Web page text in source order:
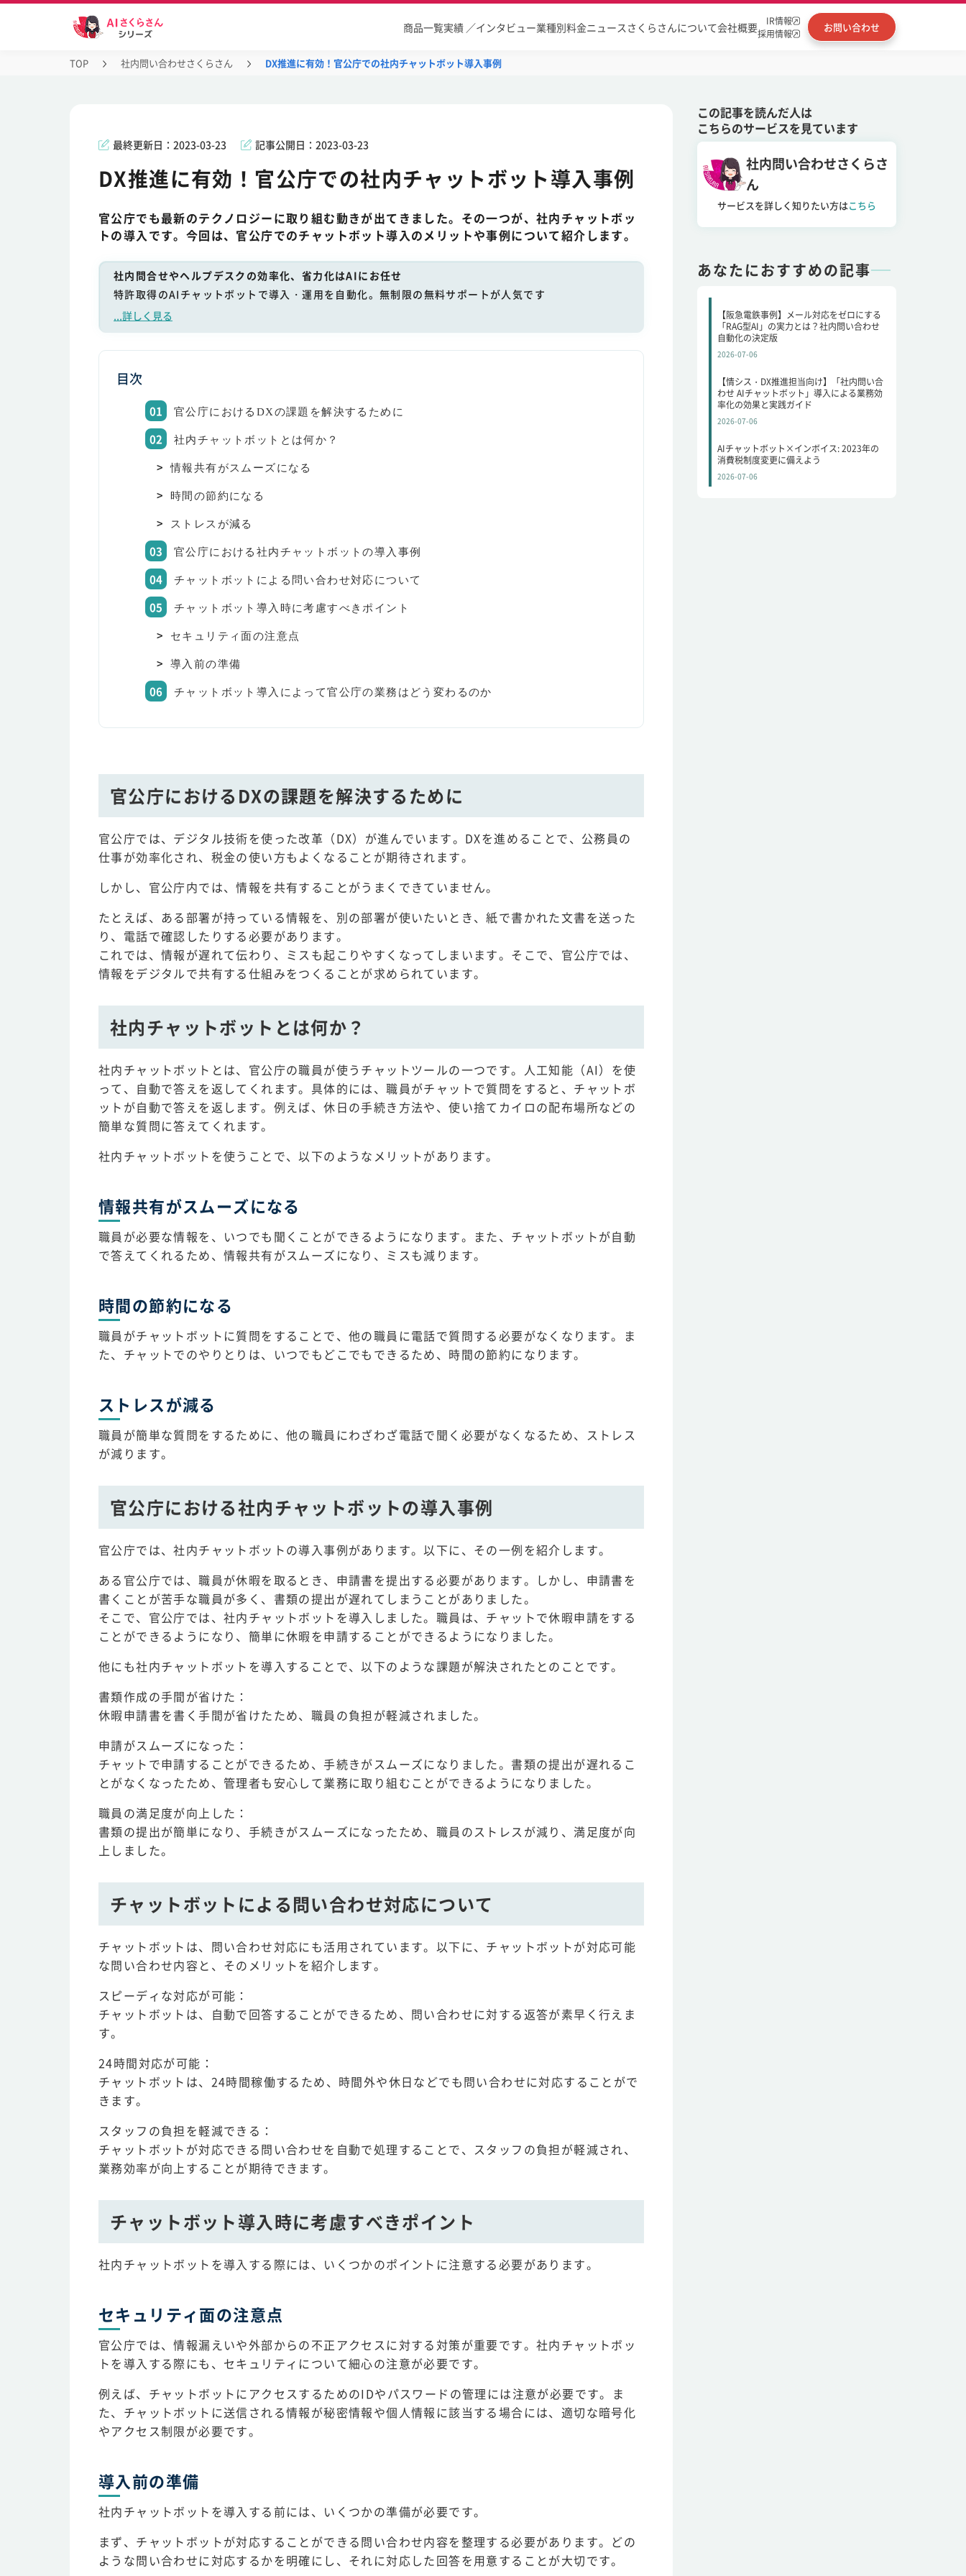
商品一覧実績 ／インタビュー業種別料金ニュース さくらさんについて会社概要
IR情報
採用情報
お問い合わせ
TOP 社内問い合わせさくらさん DX推進に有効！官公庁での社内チャットボット導入事例
最終更新日： 2023-03-23 記事公開日： 2023-03-23
DX推進に有効！官公庁での社内チャットボット導入事例
官公庁でも最新のテクノロジーに取り組む動きが出てきました。その一つが、社内チャットボッ
トの導入です。今回は、官公庁でのチャットボット導入のメリットや事例について紹介します。
社内問合せやヘルプデスクの効率化、省力化はAIにお任せ
特許取得のAIチャットボットで導入・運用を自動化。無制限の無料サポートが人気です
...詳しく見る
目次
官公庁におけるDXの課題を解決するために
社内チャットボットとは何か？
情報共有がスムーズになる
時間の節約になる
ストレスが減る
官公庁における社内チャットボットの導入事例
チャットボットによる問い合わせ対応について
チャットボット導入時に考慮すべきポイント
セキュリティ面の注意点
導入前の準備
チャットボット導入によって官公庁の業務はどう変わるのか
官公庁におけるDXの課題を解決するために
官公庁では、デジタル技術を使った改革（DX）が進んでいます。DXを進めることで、公務員の
仕事が効率化され、税金の使い方もよくなることが期待されます。
しかし、官公庁内では、情報を共有することがうまくできていません。
たとえば、ある部署が持っている情報を、別の部署が使いたいとき、紙で書かれた文書を送った
り、電話で確認したりする必要があります。
これでは、情報が遅れて伝わり、ミスも起こりやすくなってしまいます。そこで、官公庁では、
情報をデジタルで共有する仕組みをつくることが求められています。
社内チャットボットとは何か？
社内チャットボットとは、官公庁の職員が使うチャットツールの一つです。人工知能（AI）を使
って、自動で答えを返してくれます。具体的には、職員がチャットで質問をすると、チャットボ
ットが自動で答えを返します。例えば、休日の手続き方法や、使い捨てカイロの配布場所などの
簡単な質問に答えてくれます。
社内チャットボットを使うことで、以下のようなメリットがあります。
情報共有がスムーズになる
職員が必要な情報を、いつでも聞くことができるようになります。また、チャットボットが自動
で答えてくれるため、情報共有がスムーズになり、ミスも減ります。
時間の節約になる
職員がチャットボットに質問をすることで、他の職員に電話で質問する必要がなくなります。ま
た、チャットでのやりとりは、いつでもどこでもできるため、時間の節約になります。
ストレスが減る
職員が簡単な質問をするために、他の職員にわざわざ電話で聞く必要がなくなるため、ストレス
が減ります。
官公庁における社内チャットボットの導入事例
官公庁では、社内チャットボットの導入事例があります。以下に、その一例を紹介します。
ある官公庁では、職員が休暇を取るとき、申請書を提出する必要があります。しかし、申請書を
書くことが苦手な職員が多く、書類の提出が遅れてしまうことがありました。
そこで、官公庁では、社内チャットボットを導入しました。職員は、チャットで休暇申請をする
ことができるようになり、簡単に休暇を申請することができるようになりました。
他にも社内チャットボットを導入することで、以下のような課題が解決されたとのことです。
書類作成の手間が省けた：
休暇申請書を書く手間が省けたため、職員の負担が軽減されました。
申請がスムーズになった：
チャットで申請することができるため、手続きがスムーズになりました。書類の提出が遅れるこ
とがなくなったため、管理者も安心して業務に取り組むことができるようになりました。
職員の満足度が向上した：
書類の提出が簡単になり、手続きがスムーズになったため、職員のストレスが減り、満足度が向
上しました。
チャットボットによる問い合わせ対応について
チャットボットは、問い合わせ対応にも活用されています。以下に、チャットボットが対応可能
な問い合わせ内容と、そのメリットを紹介します。
スピーディな対応が可能：
チャットボットは、自動で回答することができるため、問い合わせに対する返答が素早く行えま
す。
24時間対応が可能：
チャットボットは、24時間稼働するため、時間外や休日などでも問い合わせに対応することがで
きます。
スタッフの負担を軽減できる：
チャットボットが対応できる問い合わせを自動で処理することで、スタッフの負担が軽減され、
業務効率が向上することが期待できます。
チャットボット導入時に考慮すべきポイント
社内チャットボットを導入する際には、いくつかのポイントに注意する必要があります。
セキュリティ面の注意点
官公庁では、情報漏えいや外部からの不正アクセスに対する対策が重要です。社内チャットボッ
トを導入する際にも、セキュリティについて細心の注意が必要です。
例えば、チャットボットにアクセスするためのIDやパスワードの管理には注意が必要です。ま
た、チャットボットに送信される情報が秘密情報や個人情報に該当する場合には、適切な暗号化
やアクセス制限が必要です。
導入前の準備
社内チャットボットを導入する前には、いくつかの準備が必要です。
まず、チャットボットが対応することができる問い合わせ内容を整理する必要があります。どの
ような問い合わせに対応するかを明確にし、それに対応した回答を用意することが大切です。
この記事を読んだ人は
こちらのサービスを見ています
社内問い合わせさくらさ
ん
サービスを詳しく知りたい方はこちら
あなたにおすすめの記事
【阪急電鉄事例】メール対応をゼロにする
「RAG型AI」の実力とは？社内問い合わせ
自動化の決定版
2026-07-06
【情シス・DX推進担当向け】「社内問い合
わせ AIチャットボット」導入による業務効
率化の効果と実践ガイド
2026-07-06
AIチャットボット×インボイス: 2023年の
消費税制度変更に備えよう
2026-07-06